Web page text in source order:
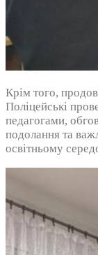
Крім того,
Поліцейські
педагогами,
подолання та
освітньому